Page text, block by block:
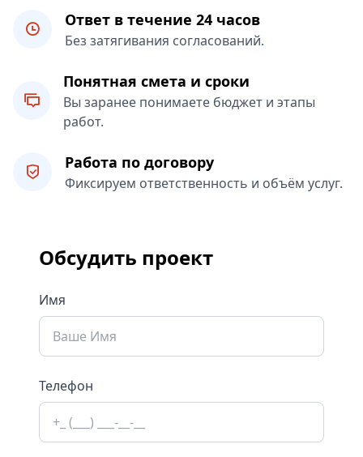
Ответ в течение 24 часов
Без затягивания согласований.
Понятная смета и сроки
Вы заранее понимаете бюджет и этапы
работ.
Работа по договору
Фиксируем ответственность и объём услуг.
Обсудить проект
Имя
Телефон